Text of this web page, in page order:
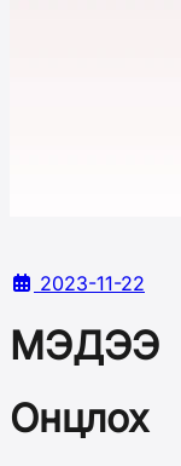
2023-11-22
МЭДЭЭ
Онцлох